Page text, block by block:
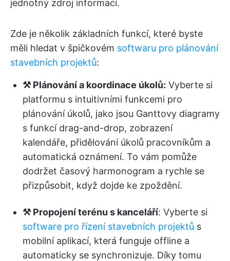
jednotný zdroj informací.
Zde je několik základních funkcí, které byste
měli hledat v špičkovém softwaru pro plánování
stavebních projektů:
⚒️ Plánování a koordinace úkolů: Vyberte si
platformu s intuitivními funkcemi pro
plánování úkolů, jako jsou Ganttovy diagramy
s funkcí drag-and-drop, zobrazení
kalendáře, přidělování úkolů pracovníkům a
automatická oznámení. To vám pomůže
dodržet časový harmonogram a rychle se
přizpůsobit, když dojde ke zpoždění.
⚒️ Propojení terénu s kanceláří: Vyberte si
software pro řízení stavebních projektů s
mobilní aplikací, která funguje offline a
automaticky se synchronizuje. Díky tomu